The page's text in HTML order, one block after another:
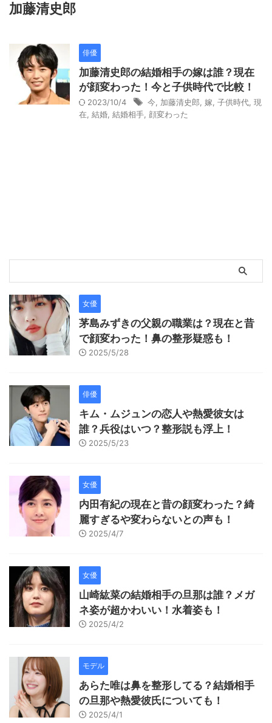
加藤清史郎
俳優
加藤清史郎の結婚相手の嫁は誰？現在
が顔変わった！今と子供時代で比較！
2023/10/4 今 加藤清史郎 嫁 子供時代 現
在 結婚 結婚相手 顔変わった
女優
茅島みずきの父親の職業は？現在と昔
で顔変わった！鼻の整形疑惑も！
2025/5/28
俳優
キム・ムジュンの恋人や熱愛彼女は
誰？兵役はいつ？整形説も浮上！
2025/5/23
女優
内田有紀の現在と昔の顔変わった？綺
麗すぎるや変わらないとの声も！
2025/4/7
女優
山崎紘菜の結婚相手の旦那は誰？メガ
ネ姿が超かわいい！水着姿も！
2025/4/2
モデル
あらた唯は鼻を整形してる？結婚相手
の旦那や熱愛彼氏についても！
2025/4/1